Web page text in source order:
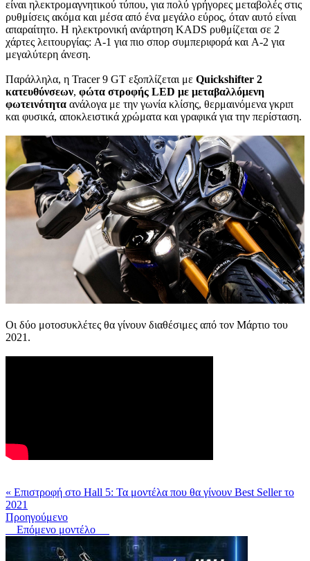
είναι ηλεκτρομαγνητικού τύπου, για πολύ γρήγορες μεταβολές στις
ρυθμίσεις ακόμα και μέσα από ένα μεγάλο εύρος, όταν αυτό είναι
απαραίτητο. Η ηλεκτρονική ανάρτηση KADS ρυθμίζεται σε 2
χάρτες λειτουργίας: A-1 για πιο σπορ συμπεριφορά και A-2 για
μεγαλύτερη άνεση.
Παράλληλα, η Tracer 9 GT εξοπλίζεται με Quickshifter 2
κατευθύνσεων, φώτα στροφής LED με μεταβαλλόμενη
φωτεινότητα ανάλογα με την γωνία κλίσης, θερμαινόμενα γκριπ
και φυσικά, αποκλειστικά χρώματα και γραφικά για την περίσταση.
Οι δύο μοτοσυκλέτες θα γίνουν διαθέσιμες από τον Μάρτιο του
2021.
« Επιστροφή στο Hall 5: Τα μοντέλα που θα γίνουν Best Seller το
2021
Προηγούμενο
Επόμενο μοντέλο